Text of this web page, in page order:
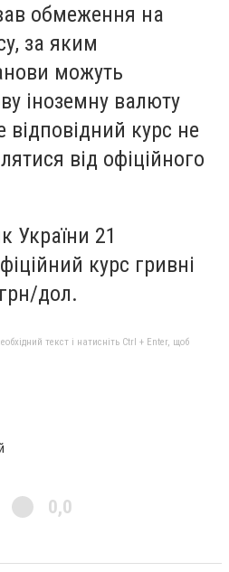
обмеження на
за яким
можуть
іноземну валюту
відповідний курс не
від офіційного
України 21
курс гривні
дол.
текст і натисніть Ctrl + Enter, щоб
0,0